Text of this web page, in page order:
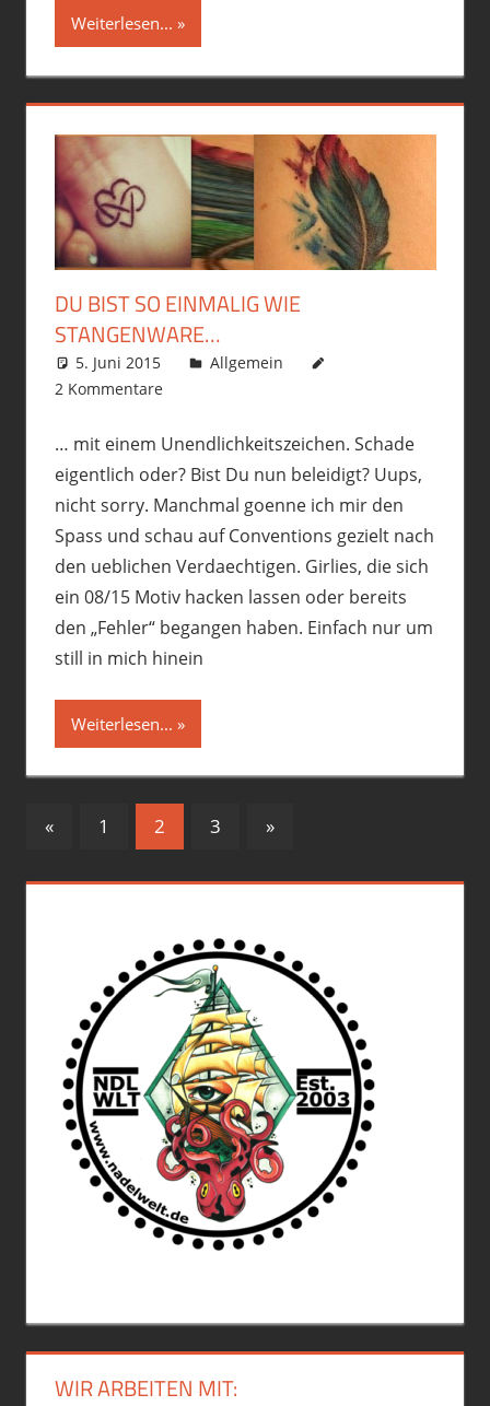
Weiterlesen...
DU BIST SO EINMALIG WIE
STANGENWARE…
5. Juni 2015 philofax
Allgemein
2 Kommentare
… mit einem Unendlichkeitszeichen. Schade
eigentlich oder? Bist Du nun beleidigt? Uups,
nicht sorry. Manchmal goenne ich mir den
Spass und schau auf Conventions gezielt nach
den ueblichen Verdaechtigen. Girlies, die sich
ein 08/15 Motiv hacken lassen oder bereits
den „Fehler“ begangen haben. Einfach nur um
still in mich hinein
Weiterlesen...
Seitennummerierung
«Vorherige
1 2 3
Nächste
»
WIR ARBEITEN MIT: